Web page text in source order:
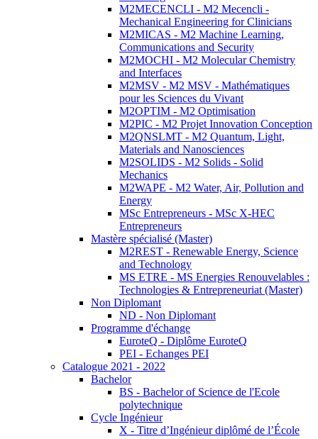
M2MECENCLI - M2 Mecencli -
Mechanical Engineering for Clinicians
M2MICAS - M2 Machine Learning,
Communications and Security
M2MOCHI - M2 Molecular Chemistry
and Interfaces
M2MSV - M2 MSV - Mathématiques
pour les Sciences du Vivant
M2OPTIM - M2 Optimisation
M2PIC - M2 Projet Innovation Conception
M2QNSLMT - M2 Quantum, Light,
Materials and Nanosciences
M2SOLIDS - M2 Solids - Solid
Mechanics
M2WAPE - M2 Water, Air, Pollution and
Energy
MSc Entrepreneurs - MSc X-HEC
Entrepreneurs
Mastère spécialisé (Master)
M2REST - Renewable Energy, Science
and Technology
MS ETRE - MS Energies Renouvelables :
Technologies & Entrepreneuriat (Master)
Non Diplomant
ND - Non Diplomant
Programme d'échange
EuroteQ - Diplôme EuroteQ
PEI - Echanges PEI
Catalogue 2021 - 2022
Bachelor
BS - Bachelor of Science de l'Ecole
polytechnique
Cycle Ingénieur
X - Titre d’Ingénieur diplômé de l’École